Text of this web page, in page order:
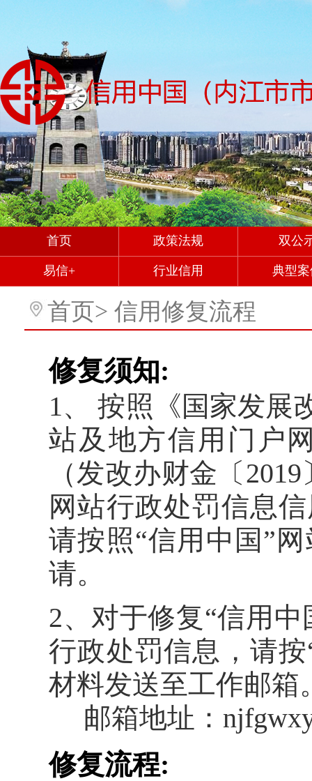
首页 政策法规 双公
易信+ 行业信用 典型
首页> 信用修复流程
修复须知:
1、 按照《国家发展
站及地方信用门户
（发改办财金〔
网站行政处罚信息
请按照“信用中国”
请。
2、对于修复“信用
行政处罚信息，请
材料发送至工作邮箱
邮箱地址：
修复流程: